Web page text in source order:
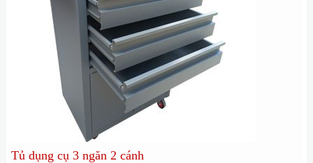
Tủ dụng cụ 3 ngăn 2 cánh